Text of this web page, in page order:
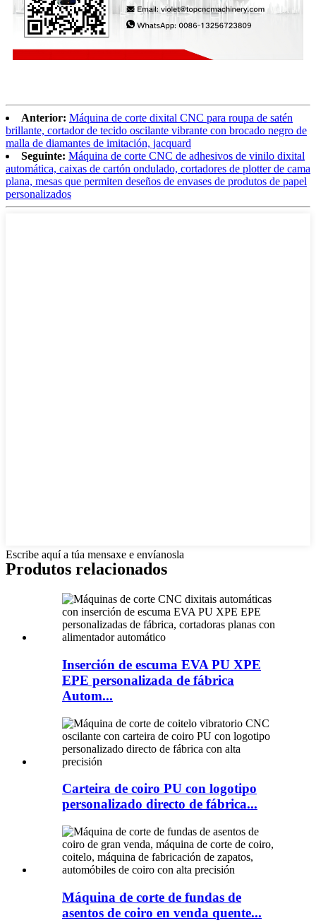
Anterior: Máquina de corte dixital CNC para roupa de satén
brillante, cortador de tecido oscilante vibrante con brocado negro de
malla de diamantes de imitación, jacquard
Seguinte: Máquina de corte CNC de adhesivos de vinilo dixital
automática, caixas de cartón ondulado, cortadores de plotter de cama
plana, mesas que permiten deseños de envases de produtos de papel
personalizados
Escribe aquí a túa mensaxe e envíanosla
Produtos relacionados
Inserción de escuma EVA PU XPE
EPE personalizada de fábrica
Autom...
Carteira de coiro PU con logotipo
personalizado directo de fábrica...
Máquina de corte de fundas de
asentos de coiro en venda quente...